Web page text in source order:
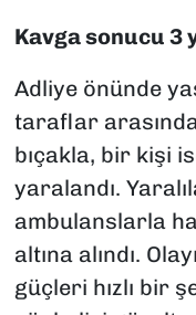
Kavga sonucu 3
Adliye önünde
taraflar
bıçakla, bir kişi
yaralandı.
ambulanslarla
altına alındı.
güçleri hızlı bir